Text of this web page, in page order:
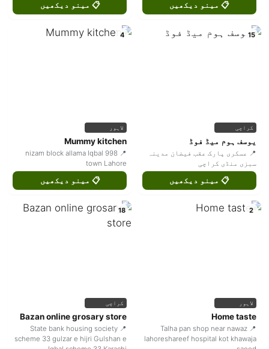
📋 مینو دیکھیں 📋 مینو دیکھیں
15
کراچی
یوسف ہوم میڈ فوڈ
📍 عسکری پارک عقب فیضان مدینہ
سبزی منڈی کراچی
📋 مینو دیکھیں
4
لاہور
Mummy kitchen
📍 998 nizam block allama Iqbal
town Lahore
📋 مینو دیکھیں
2
لاہور
Home taste
📍 Talha pan shop near nawaz
lahoreshareef hospital kot khawaja
18
کراچی
Bazan online grosary store
📍 State bank housing society
scheme 33 gulzar e hijri Gulshan e